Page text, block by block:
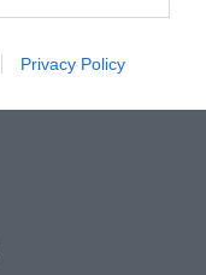
Privacy Policy